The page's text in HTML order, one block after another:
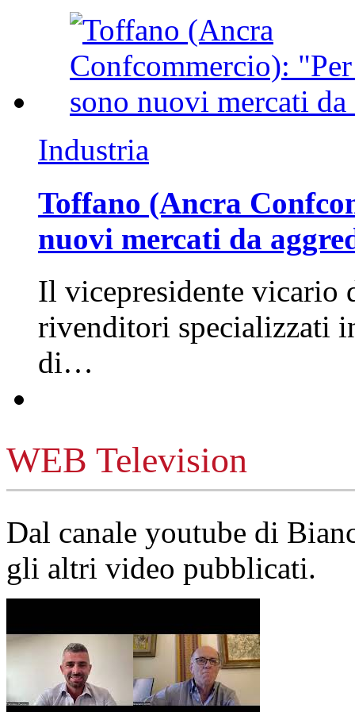
Industria
Toffano (Ancra
nuovi mercati da
Il vicepresidente vicario
rivenditori specializzati
di…
WEB Television
Dal canale youtube di
gli altri video pubblicati.